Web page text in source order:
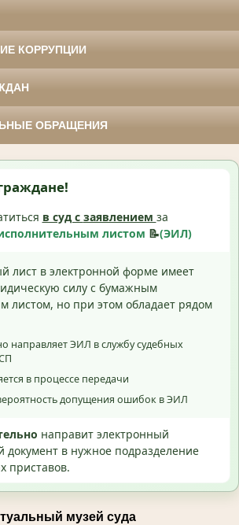
КОРРУПЦИИ
ОБРАЩЕНИЯ
в суд с заявлением за
листом 📝(ЭИЛ)
лист в электронной форме имеет
силу с бумажным
листом, но при этом обладает рядом
направляет ЭИЛ в службу судебных
в процессе передачи
допущения ошибок в ЭИЛ
направит электронный
документ в нужное подразделение
приставов.
музей суда